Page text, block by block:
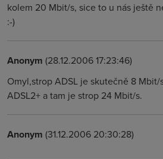
kolem 20 Mbit/s, sice to u nás ještě
:-)
Anonym (28.12.2006 17:23:46)
Omyl,strop ADSL je skutečně 8
ADSL2+ a tam je strop 24 Mbit/s.
Anonym (31.12.2006 20:30:28)